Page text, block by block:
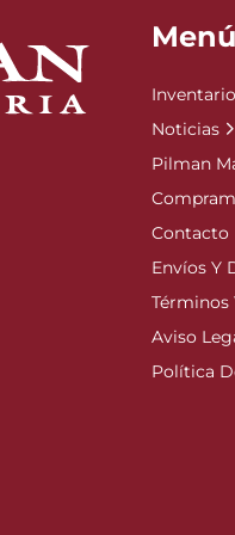
Menú
Inventario
Noticias
Pilman
Contacto
Envíos Y
Términos
Aviso
Política